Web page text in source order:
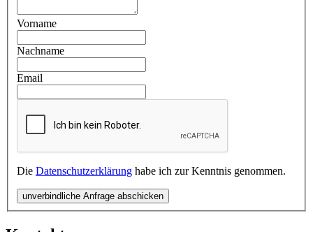
Vorname
Nachname
Email
Die Datenschutzerklärung habe ich zur Kenntnis genommen.
unverbindliche Anfrage abschicken